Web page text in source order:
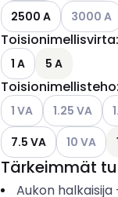
2500 A
Katso
3000 A
Toisionimellisvirta:
1 A 5 A
Toisionimellisteho:
Katso käytettävissä
1 VA Katso
1.25 VA
7.5 VA
Katso
10 VA
Tärkeimmät
Aukon halkaisija